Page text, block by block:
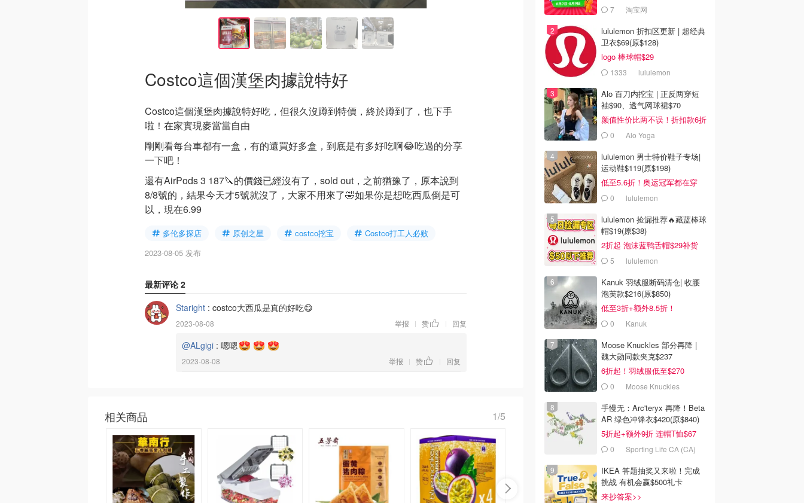
Costco這個漢堡肉據說特好
Costco這個漢堡肉據說特好吃，但很久沒蹲到特價，終於蹲到了，也下手
啦！在家實現麥當當自由
剛剛看每台車都有一盒，有的還買好多盒，到底是有多好吃啊😂吃過的分享
一下吧！
還有AirPods 3 187🔪的價錢已經沒有了，sold out，之前猶豫了，原本說到
8/8號的，結果今天才5號就沒了，大家不用來了🤣如果你是想吃西瓜倒是可
以，現在6.99
多伦多探店 原创之星 costco挖宝
Costco打工人必败
2023-08-05 发布
最新评论 2
Staright : costco大西瓜是真的好吃😋
2023-08-08 举报 | 赞 | 回复
@ALgigi : 嗯嗯
2023-08-08 举报 | 赞 | 回复
相关商品 1/5
7 淘宝网
lululemon 折扣区更新 | 超经典
卫衣$69(原$128)
logo 棒球帽$29
1333 lululemon
Alo 百刀内挖宝 | 正反两穿短
袖$90、透气网球裙$70
颜值性价比两不误！折扣款6折
起 0 Alo Yoga
lululemon 男士特价鞋子专场|
运动鞋$119(原$198)
低至5.6折！奥运冠军都在穿
0 lululemon
lululemon 捡漏推荐🔥藏蓝棒球
帽$19(原$38)
2折起 泡沫蓝鸭舌帽$29补货
5 lululemon
Kanuk 羽绒服断码清仓| 收腰
泡芙款$216(原$850)
低至3折+额外8.5折！
0 Kanuk
Moose Knuckles 部分再降 |
魏大勋同款夹克$237
6折起！羽绒服低至$270
0 Moose Knuckles
手慢无：Arc'teryx 再降！Beta
AR 绿色冲锋衣$420(原$840)
5折起+额外9折 连帽T恤$67
0 Sporting Life CA (CA)
IKEA 答题抽奖又来啦！完成
挑战 有机会赢$500礼卡
来抄答案>>